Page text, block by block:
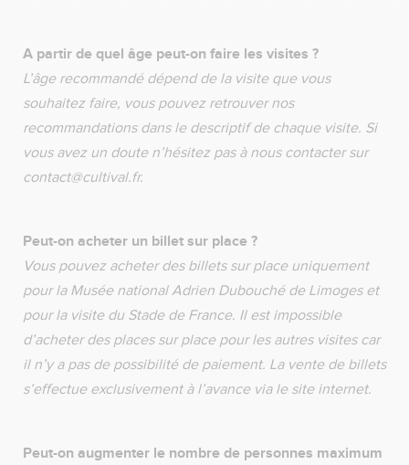
A partir de quel âge peut-on faire les visites ?
L’âge recommandé dépend de la visite que vous
souhaitez faire, vous pouvez retrouver nos
recommandations dans le descriptif de chaque visite. Si
vous avez un doute n’hésitez pas à nous contacter sur
contact@cultival.fr.
Peut-on acheter un billet sur place ?
Vous pouvez acheter des billets sur place uniquement
pour la Musée national Adrien Dubouché de Limoges et
pour la visite du Stade de France. Il est impossible
d’acheter des places sur place pour les autres visites car
il n’y a pas de possibilité de paiement. La vente de billets
s’effectue exclusivement à l’avance via le site internet.
Peut-on augmenter le nombre de personnes maximum